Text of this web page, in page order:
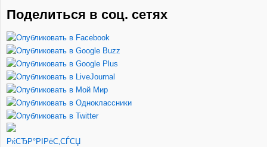
Поделиться в соц. сетях
РќСЂР°РІРёС‚СЃСЏ